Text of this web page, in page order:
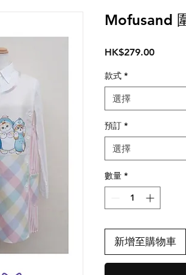
Mofusand
HK$279.00價
款式 *
選擇
預訂 *
選擇
數量 *
新增至購物車